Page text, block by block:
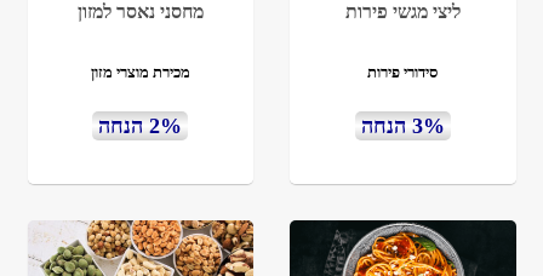
ליצי מגשי פירות
סידורי פירות
3% הנחה
מחסני נאסר למזון
מכירת מוצרי מזון
2% הנחה